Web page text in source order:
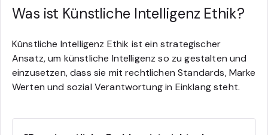
Was ist Künstliche Intelligenz Ethik?
Künstliche Intelligenz Ethik ist ein strategischer
Ansatz, um künstliche Intelligenz so zu gestalten und
einzusetzen, dass sie mit rechtlichen Standards, Marke
Werten und sozial Verantwortung in Einklang steht.